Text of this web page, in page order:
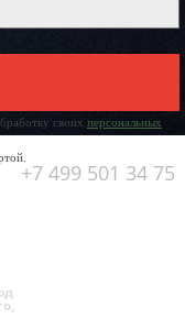
своих персональных
+7 499 501 34 75